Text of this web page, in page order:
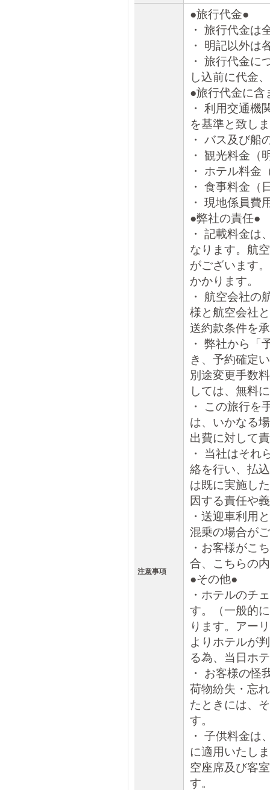
注意事項
●旅行代金●
・ 旅行代金は
・ 明記以外
・ 旅行代金に
し込前に代金
●旅行代金に
・ 利用交通機
を基準と致し
・ バス及び船
・ 観光料金（
・ ホテル料金
・ 食事料金（
・ 現地係員費
●弊社の責任●
・ 記載料金は
なります。航
がございます
かかります。
・ 航空会社の
様と航空会社
送約款条件を
・ 弊社から「
き、予約確定
別途変更手数
しては、無料
・ この旅行を
は、いかなる
出費に対して
・ 当社はそれ
絡を行い、払
は既に実施し
因する責任や
・送迎車利用
混乗の場合が
・お客様がこ
合、こちらの
●その他●
・ホテルのチ
す。（一般的
ります。アー
よりホテルが
る為、当日ホ
・ お客様の怪
荷物紛失・忘
たときには、
す。
・ 子供料金は
に適用いたし
空座席及び客
す。